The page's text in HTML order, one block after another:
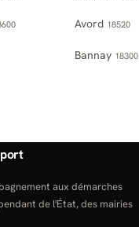
Avord 18520
Bannay 18300
aux démarches
de l'État, des mairies